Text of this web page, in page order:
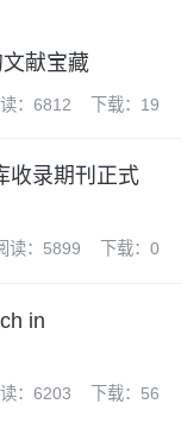
献宝藏
：6812 下载：19
收录期刊正式
读：5899 下载：0
in
：6203 下载：56